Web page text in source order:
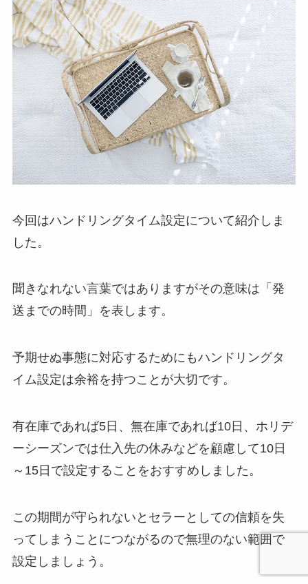
今回はハンドリングタイム設定について紹介しま
した。
聞きなれない言葉ではありますがその意味は「発
送までの時間」を表します。
予期せぬ事態に対応するためにもハンドリングタ
イム設定は余裕を持つことが大切です。
有在庫であれば5日、無在庫であれば10日、ホリデ
ーシーズンでは仕入先の休みなどを顧慮して10日
～15日で設定することをおすすめしました。
この期間が守られないとセラーとしての信頼を失
ってしまうことにつながるので無理のない範囲で
設定しましょう。